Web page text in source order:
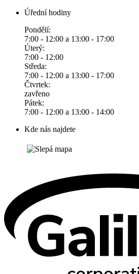
Úřední hodiny
Pondělí:
7:00 - 12:00 a 13:00 - 17:00
Úterý:
7:00 - 12:00
Středa:
7:00 - 12:00 a 13:00 - 17:00
Čtvrtek:
zavřeno
Pátek:
7:00 - 12:00 a 13:00 - 14:00
Kde nás najdete